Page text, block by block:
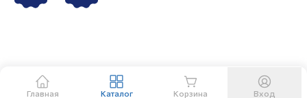
Главная Каталог Корзина Вход